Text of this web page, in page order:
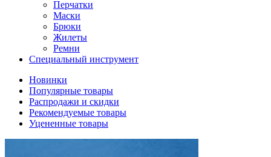
Перчатки
Маски
Брюки
Жилеты
Ремни
Специальный инструмент
Новинки
Популярные товары
Распродажи и скидки
Рекомендуемые товары
Уцененные товары